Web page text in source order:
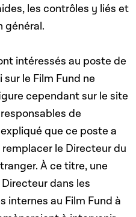
les contrôles y liés et
général.
intéressés au poste de
le Film Fund ne
cependant sur le site
de
que ce poste a
le Directeur du
À ce titre, une
dans les
internes au Film Fund à